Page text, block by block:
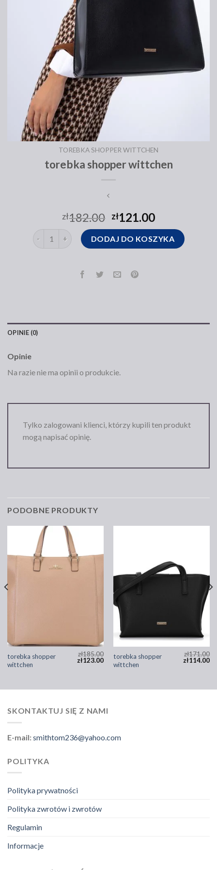
TOREBKA SHOPPER WITTCHEN
torebka shopper wittchen
zł182.00 zł121.00
ilość torebka shopper wittchenDODAJ DO KOSZYKA
OPINIE (0)
Opinie
Na razie nie ma opinii o produkcie.
Tylko zalogowani klienci, którzy kupili ten produkt
mogą napisać opinię.
PODOBNE PRODUKTY
torebka shopper
wittchen
zł185.00
zł123.00
torebka shopper
wittchen
zł171.00
zł114.00
SKONTAKTUJ SIĘ Z NAMI
E-mail:smithtom236@yahoo.com
POLITYKA
Polityka prywatności
Polityka zwrotów i zwrotów
Regulamin
Informacje